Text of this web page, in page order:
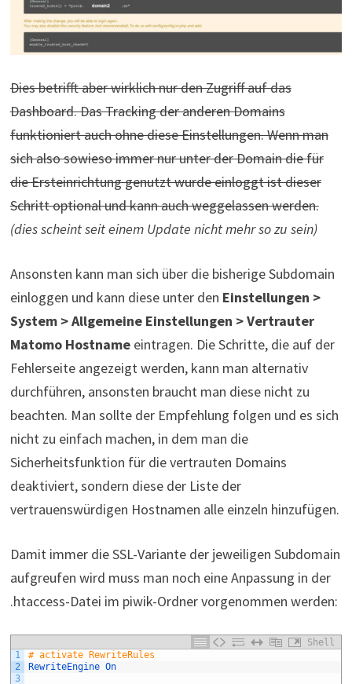
Dies betrifft aber wirklich nur den Zugriff auf das
Dashboard. Das Tracking der anderen Domains
funktioniert auch ohne diese Einstellungen. Wenn man
sich also sowieso immer nur unter der Domain die für
die Ersteinrichtung genutzt wurde einloggt ist dieser
Schritt optional und kann auch weggelassen werden.
(dies scheint seit einem Update nicht mehr so zu sein)
Ansonsten kann man sich über die bisherige Subdomain
einloggen und kann diese unter den Einstellungen >
System > Allgemeine Einstellungen > Vertrauter
Matomo Hostname eintragen. Die Schritte, die auf der
Fehlerseite angezeigt werden, kann man alternativ
durchführen, ansonsten braucht man diese nicht zu
beachten. Man sollte der Empfehlung folgen und es sich
nicht zu einfach machen, in dem man die
Sicherheitsfunktion für die vertrauten Domains
deaktiviert, sondern diese der Liste der
vertrauenswürdigen Hostnamen alle einzeln hinzufügen.
Damit immer die SSL-Variante der jeweiligen Subdomain
aufgreufen wird muss man noch eine Anpassung in der
.htaccess-Datei im piwik-Ordner vorgenommen werden:
Shell
1
2
3
# activate RewriteRules
RewriteEngine On